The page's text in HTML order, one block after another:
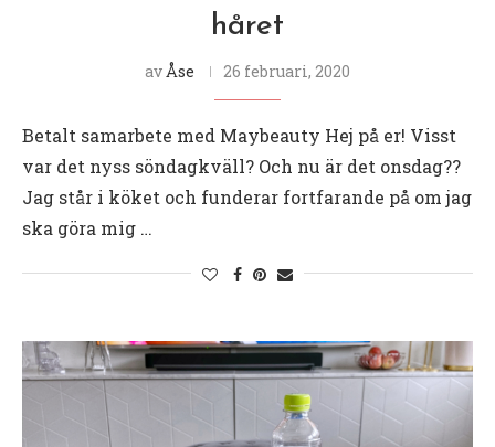
håret
av Åse 26 februari, 2020
Betalt samarbete med Maybeauty Hej på er! Visst
var det nyss söndagkväll? Och nu är det onsdag??
Jag står i köket och funderar fortfarande på om jag
ska göra mig …